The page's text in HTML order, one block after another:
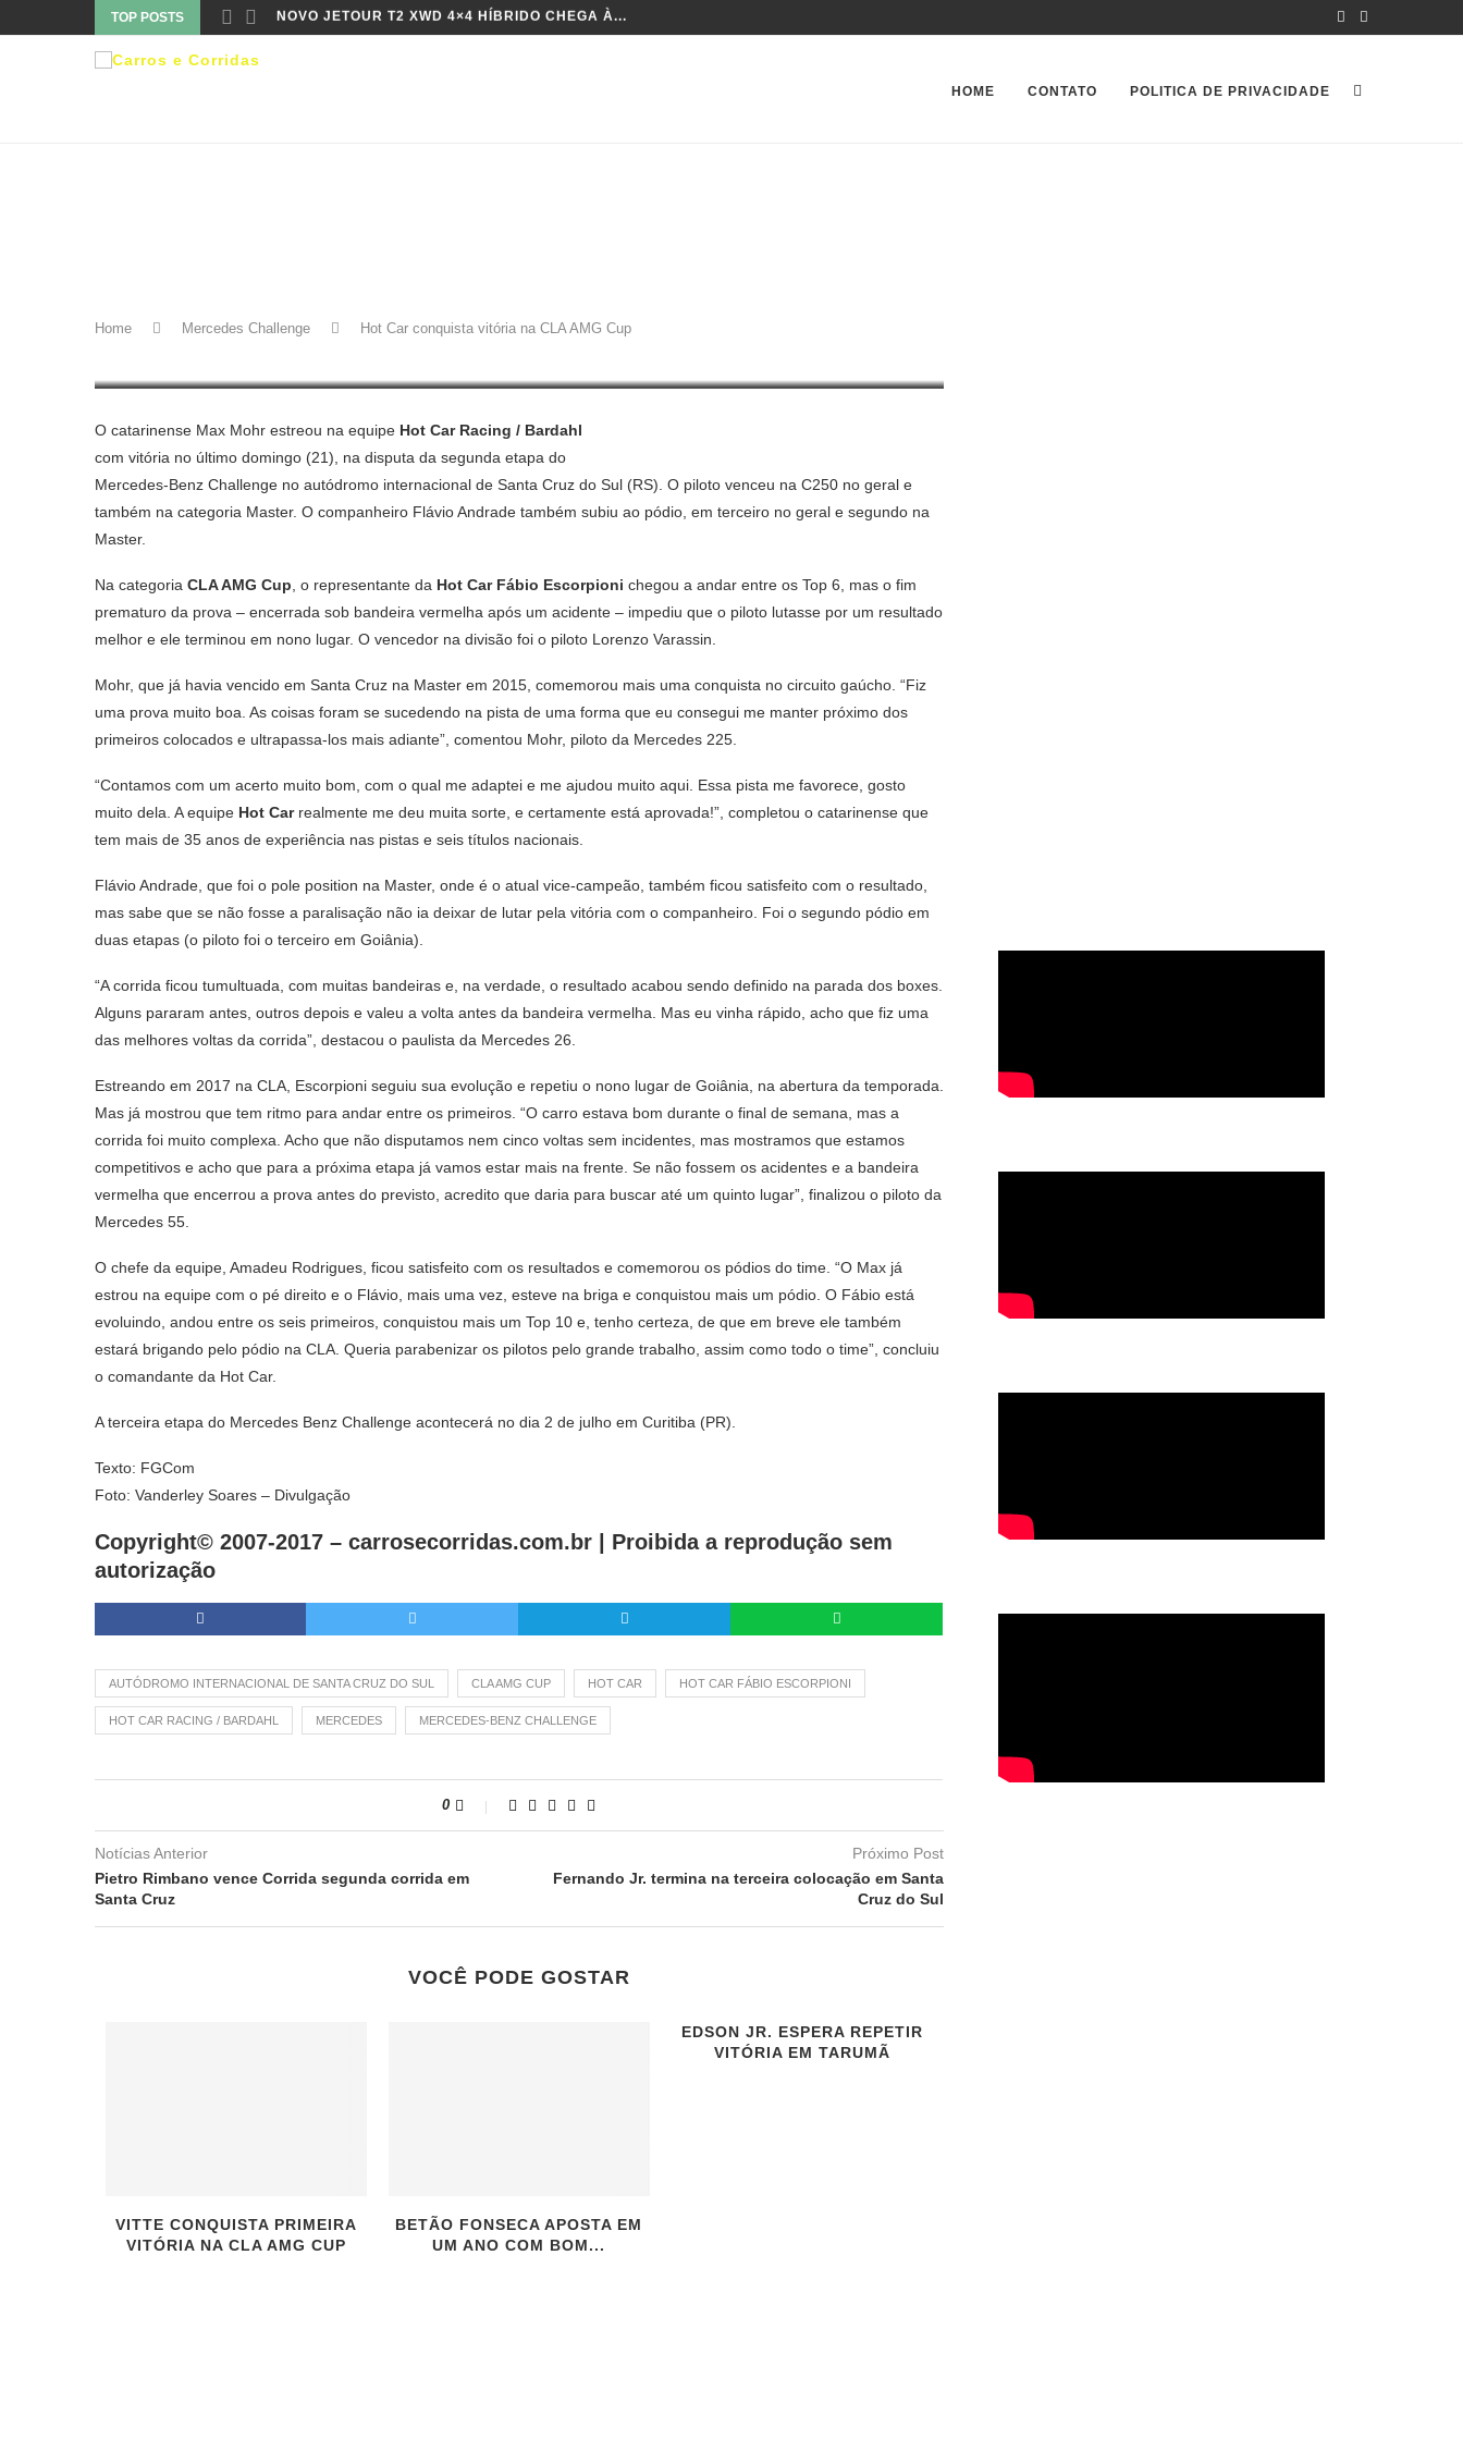
TOP POSTS LEONEL PERNÍA É CAMPEÃO DA TCR BRASIL
HOME CONTATO POLITICA DE PRIVACIDADE
Home Mercedes Challenge Hot Car conquista vitória na CLA AMG Cup
HOT CAR CONQUISTA VITÓRIA NA CLA AMG CUP
O catarinense Max Mohr estreou na equipe Hot Car Racing / Bardahl
com vitória no último domingo (21), na disputa da segunda etapa do
Mercedes-Benz Challenge no autódromo internacional de Santa Cruz do Sul (RS). O piloto venceu na C250 no geral e
também na categoria Master. O companheiro Flávio Andrade também subiu ao pódio, em terceiro no geral e segundo na
Master.
Na categoria CLA AMG Cup , o representante da Hot Car Fábio Escorpioni chegou a andar entre os Top 6, mas o fim
prematuro da prova – encerrada sob bandeira vermelha após um acidente – impediu que o piloto lutasse por um resultado
melhor e ele terminou em nono lugar. O vencedor na divisão foi o piloto Lorenzo Varassin.
Mohr, que já havia vencido em Santa Cruz na Master em 2015, comemorou mais uma conquista no circuito gaúcho. “Fiz
uma prova muito boa. As coisas foram se sucedendo na pista de uma forma que eu consegui me manter próximo dos
primeiros colocados e ultrapassa-los mais adiante”, comentou Mohr, piloto da Mercedes 225.
“Contamos com um acerto muito bom, com o qual me adaptei e me ajudou muito aqui. Essa pista me favorece, gosto
muito dela. A equipe Hot Carrealmente me deu muita sorte, e certamente está aprovada!”, completou o catarinense que
tem mais de 35 anos de experiência nas pistas e seis títulos nacionais.
Flávio Andrade, que foi o pole position na Master, onde é o atual vice-campeão, também ficou satisfeito com o resultado,
mas sabe que se não fosse a paralisação não ia deixar de lutar pela vitória com o companheiro. Foi o segundo pódio em
duas etapas (o piloto foi o terceiro em Goiânia).
“A corrida ficou tumultuada, com muitas bandeiras e, na verdade, o resultado acabou sendo definido na parada dos boxes.
Alguns pararam antes, outros depois e valeu a volta antes da bandeira vermelha. Mas eu vinha rápido, acho que fiz uma
das melhores voltas da corrida”, destacou o paulista da Mercedes 26.
Estreando em 2017 na CLA, Escorpioni seguiu sua evolução e repetiu o nono lugar de Goiânia, na abertura da temporada.
Mas já mostrou que tem ritmo para andar entre os primeiros. “O carro estava bom durante o final de semana, mas a
corrida foi muito complexa. Acho que não disputamos nem cinco voltas sem incidentes, mas mostramos que estamos
competitivos e acho que para a próxima etapa já vamos estar mais na frente. Se não fossem os acidentes e a bandeira
vermelha que encerrou a prova antes do previsto, acredito que daria para buscar até um quinto lugar”, finalizou o piloto da
Mercedes 55.
O chefe da equipe, Amadeu Rodrigues, ficou satisfeito com os resultados e comemorou os pódios do time. “O Max já
estrou na equipe com o pé direito e o Flávio, mais uma vez, esteve na briga e conquistou mais um pódio. O Fábio está
evoluindo, andou entre os seis primeiros, conquistou mais um Top 10 e, tenho certeza, de que em breve ele também
estará brigando pelo pódio na CLA. Queria parabenizar os pilotos pelo grande trabalho, assim como todo o time”, concluiu
o comandante da Hot Car.
A terceira etapa do Mercedes Benz Challenge acontecerá no dia 2 de julho em Curitiba (PR).
Texto: FGCom
Foto: Vanderley Soares – Divulgação
Copyright© 2007-2017 – carrosecorridas.com.br |
Proibida a reprodução sem
autorização
AUTÓDROMO INTERNACIONAL DE SANTA CRUZ DO SUL CLA AMG CUP HOT CAR HOT CAR FÁBIO ESCORPIONI
HOT CAR RACING / BARDAHL MERCEDES MERCEDES-BENZ CHALLENGE
0
Notícias Anterior
Pietro Rimbano vence Corrida segunda corrida em
Santa Cruz
Próximo Post
Fernando Jr. termina na terceira colocação em Santa
Cruz do Sul
VOCÊ PODE GOSTAR
VITTE CONQUISTA PRIMEIRA
VITÓRIA NA CLA AMG CUP
BETÃO FONSECA APOSTA EM
UM ANO COM BOM...
EDSON JR. ESPERA REPETIR
VITÓRIA EM TARUMÃ